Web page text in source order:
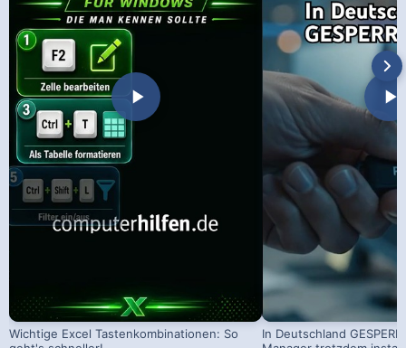
Wichtige Excel Tastenkombinationen: So
In Deutschland